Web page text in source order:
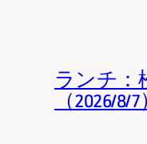
ランチ：
（2026/8/7